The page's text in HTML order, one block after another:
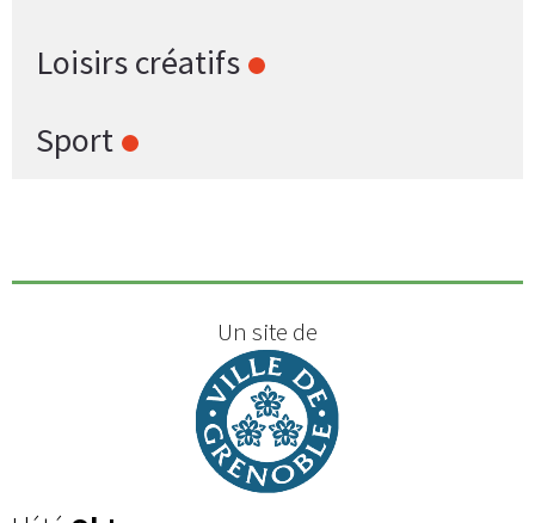
Loisirs créatifs
Sport
Un site de